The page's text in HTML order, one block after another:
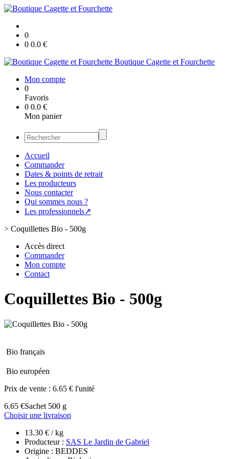
0
0 0.0 €
Boutique Cagette et Fourchette
Mon compte
0
Favoris
0 0.0 €
Mon panier
Accueil
Commander
Dates & points de retrait
Les producteurs
Nous contacter
Qui sommes nous ?
Les professionnels↗
> Coquillettes Bio - 500g
Accès direct
Commander
Mon compte
Contact
Coquillettes Bio - 500g
Bio français
Bio européen
Prix de vente : 6.65 € l'unité
6.65 €Sachet 500 g
Choisir une livraison
13.30 € / kg
Producteur : SAS Le Jardin de Gabriel
Origine : BEDDES